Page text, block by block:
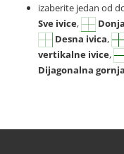
izaberite jedan od
Sve ivice,
Desna ivica,
vertikalne ivice,
Dijagonalna